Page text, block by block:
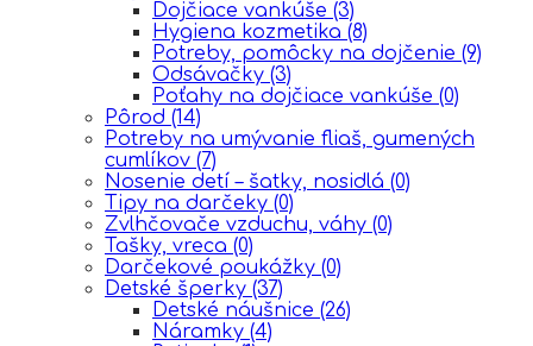
Dojčiace vankúše (3)
Hygiena kozmetika (8)
Potreby, pomôcky na dojčenie (9)
Odsávačky (3)
Poťahy na dojčiace vankúše (0)
Pôrod (14)
Potreby na umývanie fliaš, gumených
cumlíkov (7)
Nosenie detí – šatky, nosidlá (0)
Tipy na darčeky (0)
Zvlhčovače vzduchu, váhy (0)
Tašky, vreca (0)
Darčekové poukážky (0)
Detské šperky (37)
Detské náušnice (26)
Náramky (4)